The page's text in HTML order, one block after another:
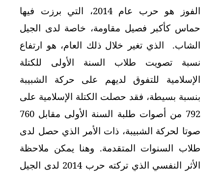
الفوز هو حرب عام 2014، التي برزت فيها
حماس كأكبر فصيل مقاومة، خاصة لدى الجيل
الشاب. الذي تغير خلال ذلك العام، هو ارتفاع
نسبة تصويت طلاب السنة الأولى للكتلة
الإسلامية للتفوق لديهم على حركة الشبيبة
بنسبة بسيطة، فقد حصلت الكتلة الإسلامية على
792 من أصوات طلبة السنة الأولى مقابل 760
صوتا لحركة الشبيبة، ذات الأمر الذي حصل لدى
طلاب السنوات المتقدمة. وهنا يمكن ملاحظة
الأثر النفسي الذي تركته حرب 2014 لدى الجيل